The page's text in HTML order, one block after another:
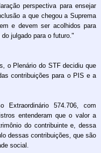
perspectiva para ensejar
a que chegou a Suprema
e devem ser acolhidos para
julgado para o futuro."
o Plenário do STF decidiu que
contribuições para o PIS e a
Extraordinário 574.706, com
entenderam que o valor a
do contribuinte e, dessa
dessas contribuições, que são
social.